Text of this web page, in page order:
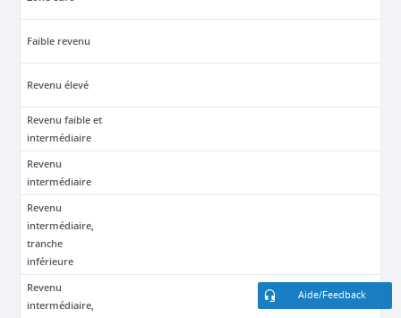
Faible revenu
Revenu élevé
Revenu faible et
intermédiaire
Revenu
intermédiaire
Revenu
intermédiaire,
tranche
inférieure
Revenu
intermédiaire,
Aide/Feedback